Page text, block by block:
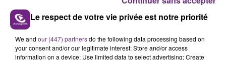
LE MAGASIN JOUÉCLUB DE REIMS FERME
SES PORTES
C'était l'une des institutions du centre-ville
rémois. Le magasin JouéClub est contraint de
fermer ses portes.
Le respect de votre vie privée est notre priorité
We and our (447) partnersdo the following data processing based on
your consent and/or our legitimate interest: Store and/or access
information on a device; Use limited data to select advertising; Create